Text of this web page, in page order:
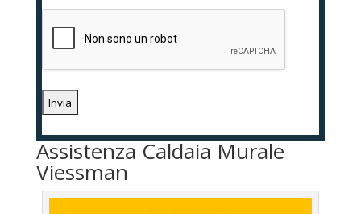
Assistenza Caldaia Murale
Viessman